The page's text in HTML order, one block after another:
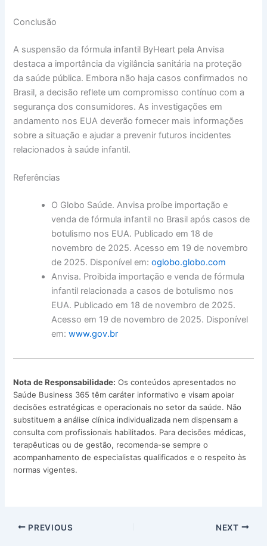
Conclusão
A suspensão da fórmula infantil ByHeart pela Anvisa
destaca a importância da vigilância sanitária na proteção
da saúde pública. Embora não haja casos confirmados no
Brasil, a decisão reflete um compromisso contínuo com a
segurança dos consumidores. As investigações em
andamento nos EUA deverão fornecer mais informações
sobre a situação e ajudar a prevenir futuros incidentes
relacionados à saúde infantil.
Referências
O Globo Saúde. Anvisa proíbe importação e
venda de fórmula infantil no Brasil após casos de
botulismo nos EUA. Publicado em 18 de
novembro de 2025. Acesso em 19 de novembro
de 2025. Disponível em:oglobo.globo.com
Anvisa. Proibida importação e venda de fórmula
infantil relacionada a casos de botulismo nos
EUA. Publicado em 18 de novembro de 2025.
Acesso em 19 de novembro de 2025. Disponível
em:www.gov.br
Nota de Responsabilidade: Os conteúdos apresentados no
Saúde Business 365 têm caráter informativo e visam apoiar
decisões estratégicas e operacionais no setor da saúde. Não
substituem a análise clínica individualizada nem dispensam a
consulta com profissionais habilitados. Para decisões médicas,
terapêuticas ou de gestão, recomenda-se sempre o
acompanhamento de especialistas qualificados e o respeito às
normas vigentes.
PREVIOUS NEXT